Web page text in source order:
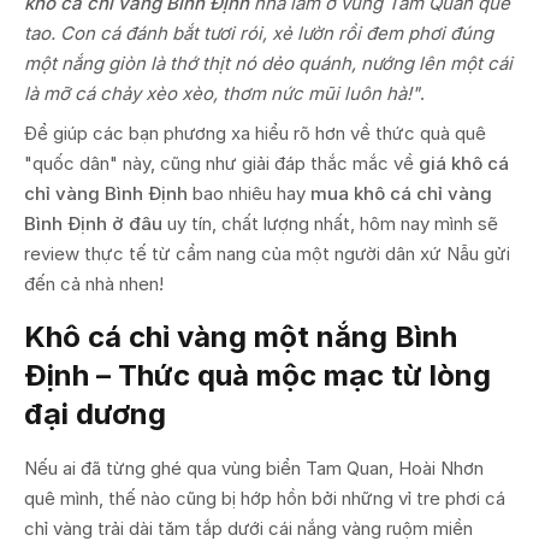
tao. Con cá đánh bắt tươi rói, xẻ lườn rồi đem phơi đúng
một nắng giòn là thớ thịt nó dẻo quánh, nướng lên một cái
là mỡ cá chảy xèo xèo, thơm nức mũi luôn hà!".
Để giúp các bạn phương xa hiểu rõ hơn về thức quà quê
"quốc dân" này, cũng như giải đáp thắc mắc về giá khô cá
chỉ vàng Bình Định bao nhiêu hay mua khô cá chỉ vàng
Bình Định ở đâu uy tín, chất lượng nhất, hôm nay mình sẽ
review thực tế từ cẩm nang của một người dân xứ Nẫu gửi
đến cả nhà nhen!
Khô cá chỉ vàng một nắng Bình
Định – Thức quà mộc mạc từ lòng
đại dương
Nếu ai đã từng ghé qua vùng biển Tam Quan, Hoài Nhơn
quê mình, thế nào cũng bị hớp hồn bởi những vỉ tre phơi cá
chỉ vàng trải dài tăm tắp dưới cái nắng vàng ruộm miền